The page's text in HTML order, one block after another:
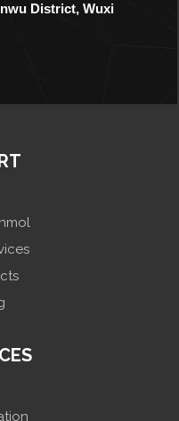
District, Wuxi